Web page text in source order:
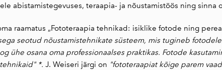
abistamistegevuses, teraapia- ja nõustamistöös ning sinna
raamatus „Fototeraapia tehnikad: isiklike fotode ning
seotud nõustamistehnikate süsteem, mis tugineb
ühe osana oma professionaalses praktikas. Fotode
*. J. Weiseri järgi on "fototeraapiat kõige parem